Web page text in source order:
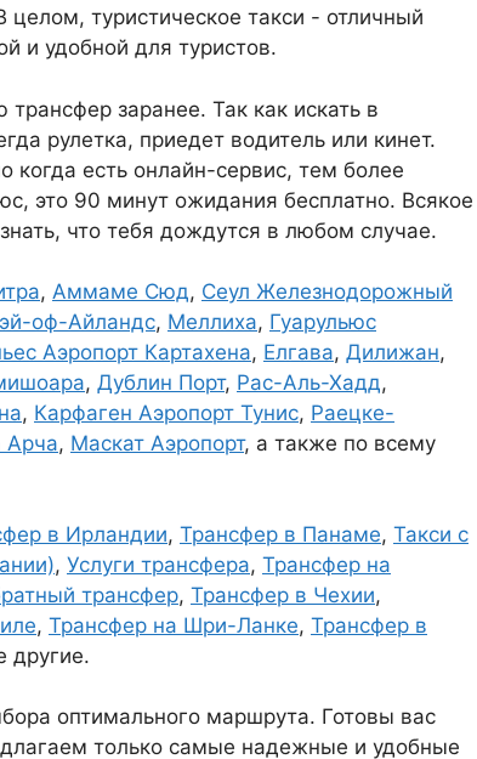
туристическое такси - отличный
и удобной для туристов.
трансфер заранее. Так как искать в
рулетка, приедет водитель или кинет.
когда есть онлайн-сервис, тем более
это 90 минут ожидания бесплатно. Всякое
что тебя дождутся в любом случае.
, Аммаме Сюд, Сеул Железнодорожный
оф-Айландс, Меллиха, Гуарульюс
Аэропорт Картахена, Елгава, Дилижан,
, Дублин Порт, Рас-Аль-Хадд,
, Карфаген Аэропорт Тунис, Раецке-
Арча, Маскат Аэропорт, а также по всему
в Ирландии, Трансфер в Панаме, Такси с
, Услуги трансфера, Трансфер на
трансфер, Трансфер в Чехии,
, Трансфер на Шри-Ланке, Трансфер в
другие.
оптимального маршрута. Готовы вас
только самые надежные и удобные